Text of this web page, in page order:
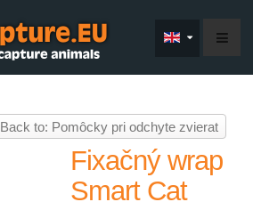
Back to: Pomôcky pri odchyte zvierat
Fixačný wrap
Smart Cat